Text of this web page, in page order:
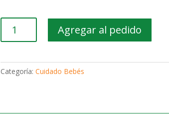
baby
120ml
Agregar al pedido
Categoría: Cuidado Bebés